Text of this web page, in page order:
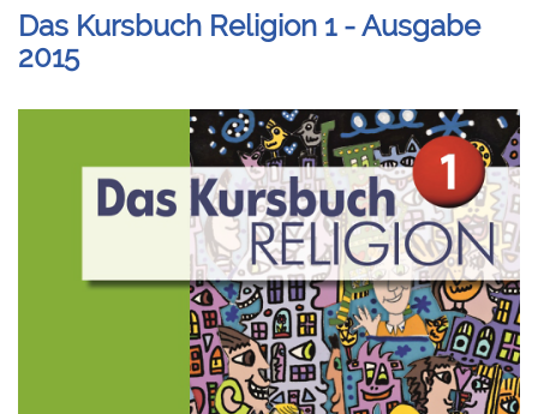
Das Kursbuch Religion 1 - Ausgabe
2015